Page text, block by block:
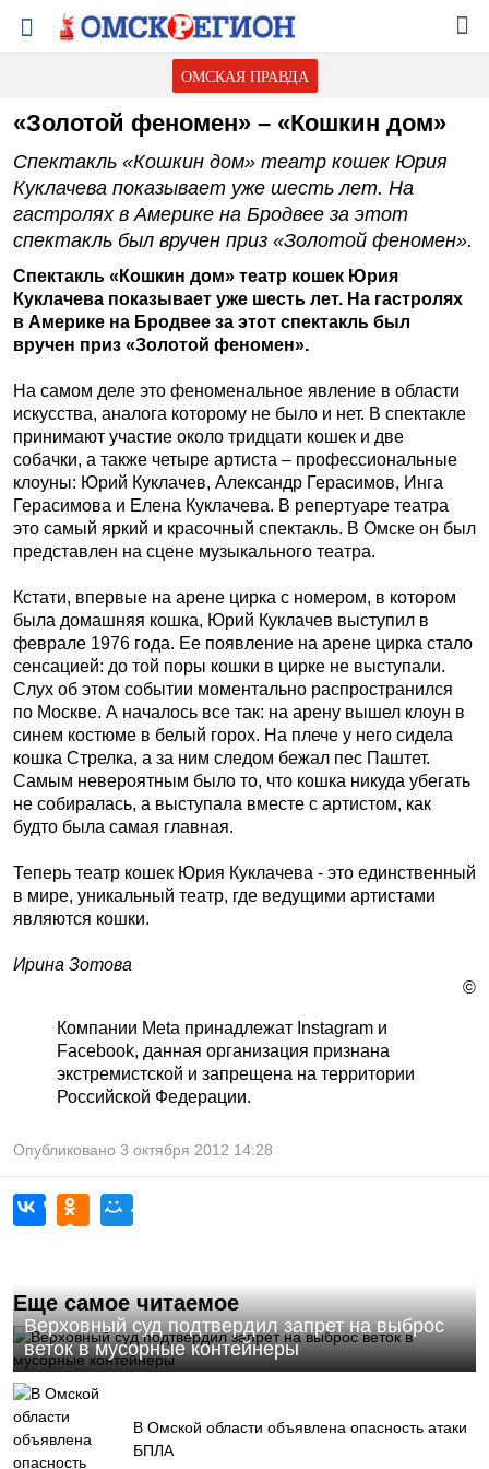
ОМСКАЯ ПРАВДА
«Золотой феномен» – «Кошкин дом»
Спектакль «Кошкин дом» театр кошек Юрия
Куклачева показывает уже шесть лет. На
гастролях в Америке на Бродвее за этот
спектакль был вручен приз «Золотой феномен».
Спектакль «Кошкин дом» театр кошек Юрия
Куклачева показывает уже шесть лет. На гастролях
в Америке на Бродвее за этот спектакль был
вручен приз «Золотой феномен».
На самом деле это феноменальное явление в области
искусства, аналога которому не было и нет. В спектакле
принимают участие около тридцати кошек и две
собачки, а также четыре артиста – профессиональные
клоуны: Юрий Куклачев, Александр Герасимов, Инга
Герасимова и Елена Куклачева. В репертуаре театра
это самый яркий и красочный спектакль. В Омске он был
представлен на сцене музыкального театра.
Кстати, впервые на арене цирка с номером, в котором
была домашняя кошка, Юрий Куклачев выступил в
феврале 1976 года. Ее появление на арене цирка стало
сенсацией: до той поры кошки в цирке не выступали.
Слух об этом событии моментально распространился
по Москве. А началось все так: на арену вышел клоун в
синем костюме в белый горох. На плече у него сидела
кошка Стрелка, а за ним следом бежал пес Паштет.
Самым невероятным было то, что кошка никуда убегать
не собиралась, а выступала вместе с артистом, как
будто была самая главная.
Теперь театр кошек Юрия Куклачева - это единственный
в мире, уникальный театр, где ведущими артистами
являются кошки.
Ирина Зотова
©
Компании Meta принадлежат Instagram и
Facebook, данная организация признана
экстремистской и запрещена на территории
Российской Федерации.
Опубликовано 3 октября 2012 14:28
Еще самое читаемое
Верховный суд подтвердил запрет на выброс
веток в мусорные контейнеры
В Омской области объявлена опасность атаки
БПЛА